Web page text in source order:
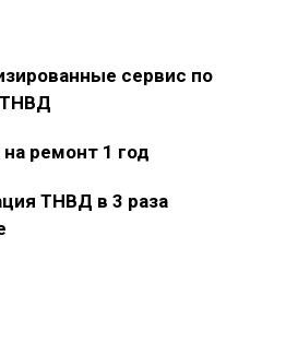
сервис по
на ремонт 1 год
ТНВД в 3 раза